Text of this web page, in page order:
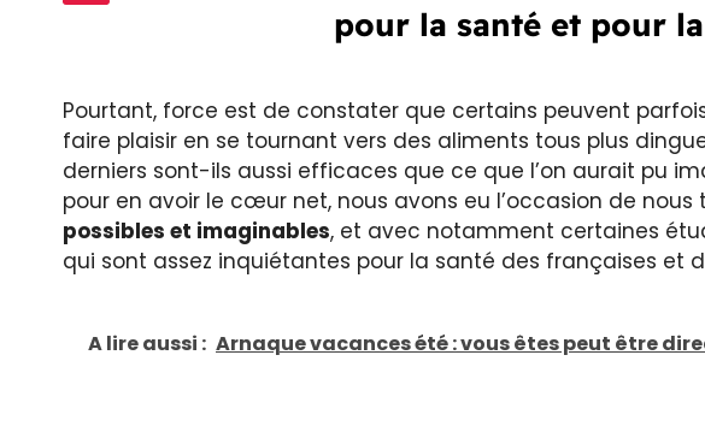
pour la santé et pour
Pourtant, force est de constater que certains peuvent
faire plaisir en se tournant vers des aliments tous plus
derniers sont-ils aussi efficaces que ce que l’on aurait pu
pour en avoir le cœur net, nous avons eu l’occasion de nous
possibles et imaginables, et avec notamment certaines
qui sont assez inquiétantes pour la santé des françaises et
A lire aussi : Arnaque vacances été : vous êtes peut être